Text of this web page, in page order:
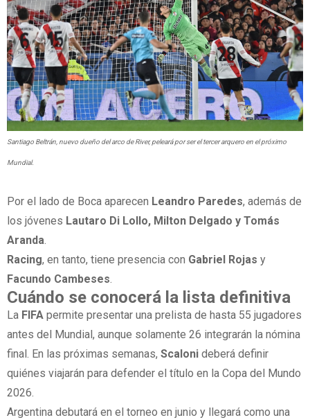
Santiago Beltrán, nuevo dueño del arco de River, peleará por ser el tercer arquero en el próximo
Mundial.
Por el lado de Boca aparecen Leandro Paredes, además de
los jóvenes Lautaro Di Lollo, Milton Delgado y Tomás
Aranda.
Racing, en tanto, tiene presencia con Gabriel Rojas y
Facundo Cambeses.
Cuándo se conocerá la lista definitiva
La FIFA permite presentar una prelista de hasta 55 jugadores
antes del Mundial, aunque solamente 26 integrarán la nómina
final. En las próximas semanas, Scaloni deberá definir
quiénes viajarán para defender el título en la Copa del Mundo
2026.
Argentina debutará en el torneo en junio y llegará como una